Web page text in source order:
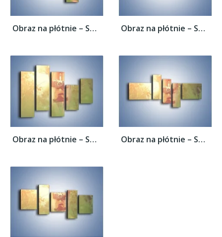
Obraz na płótnie – Spacer z aparatem –... Obraz na płótnie – Spacer z aparatem –...
Obraz na płótnie – Spacer z aparatem –... Obraz na płótnie – Spacer z aparatem –...